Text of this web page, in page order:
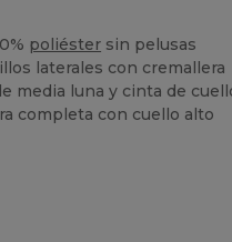
poliéster sin pelusas
laterales con cremallera
media luna y cinta de
completa con cuello alto